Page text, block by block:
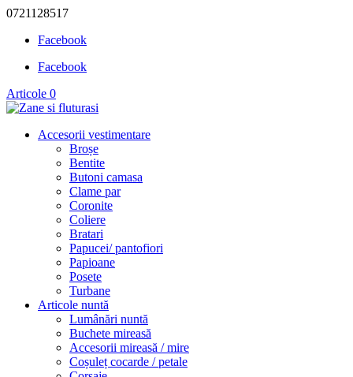
0721128517
Facebook
Facebook
Articole 0
Accesorii vestimentare
Broșe
Bentite
Butoni camasa
Clame par
Coronite
Coliere
Bratari
Papucei/ pantofiori
Papioane
Posete
Turbane
Articole nuntă
Lumânări nuntă
Buchete mireasă
Accesorii mireasă / mire
Coșuleț cocarde / petale